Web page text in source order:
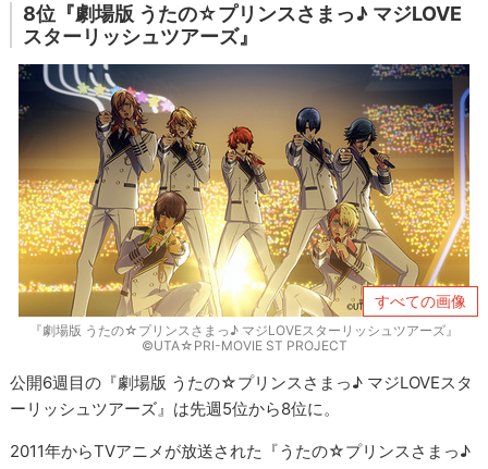
8位『劇場版 うたの☆プリンスさまっ♪ マジLOVE
スターリッシュツアーズ』
すべての画像
『劇場版 うたの☆プリンスさまっ♪ マジLOVEスターリッシュツアーズ』
©UTA☆PRI-MOVIE ST PROJECT
公開6週目の『劇場版 うたの☆プリンスさまっ♪ マジLOVEスタ
ーリッシュツアーズ』は先週5位から8位に。
2011年からTVアニメが放送された『うたの☆プリンスさまっ♪